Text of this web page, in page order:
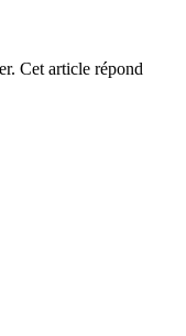
Cet article répond